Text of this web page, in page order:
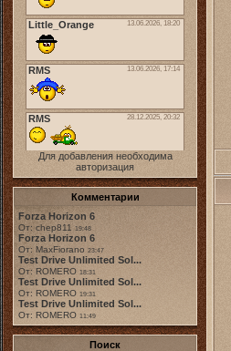
Для добавления необходима
авторизация
Комментарии
Forza Horizon 6
От: chep811 19:48
Forza Horizon 6
От: MaxFiorano 23:47
Test Drive Unlimited Sol...
От: ROMERO 18:31
Test Drive Unlimited Sol...
От: ROMERO 19:31
Test Drive Unlimited Sol...
От: ROMERO 11:49
Поиск